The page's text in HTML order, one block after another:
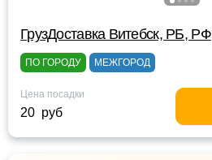
ГрузДоставка Витебск, РБ, РФ
ПО ГОРОДУ МЕЖГОРОД
Цена посадки
20 руб